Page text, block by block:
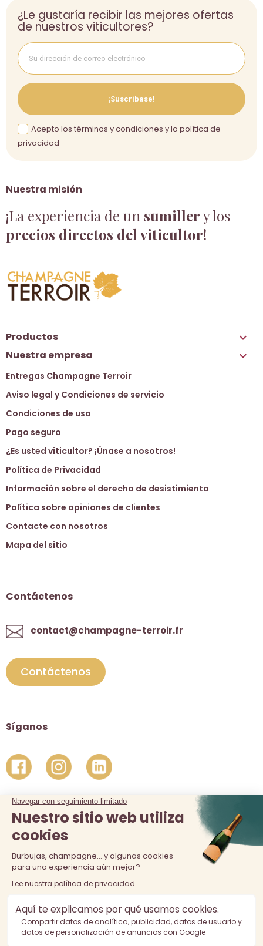
Nuestra misión
¡La experiencia de un sumillery los
precios directos del viticultor!
¿Le gustaría recibir las mejores ofertas
de nuestros viticultores?
¡Suscríbase!
Acepto los términos y condiciones y la política de
privacidad
Productos 
Nuestra empresa 
Entregas Champagne Terroir
Aviso legal y Condiciones de servicio
Condiciones de uso
Pago seguro
¿Es usted viticultor? ¡Únase a nosotros!
Política de Privacidad
Información sobre el derecho de desistimiento
Política sobre opiniones de clientes
Contacte con nosotros
Mapa del sitio
Contáctenos
contact@champagne-terroir.fr
Contáctenos
Síganos
La venta de alcohol está prohibida a los menores de 18 años.
El consumo excesivo de alcohol es perjudicial para la salud,